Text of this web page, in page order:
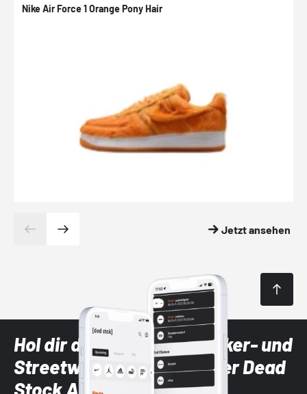
Nike Air Force 1 Orange Pony Hair
Jetzt ansehen
Hol dir die neuesten Sneaker- und
Streetwear-Brands mit der Dead
Stock App